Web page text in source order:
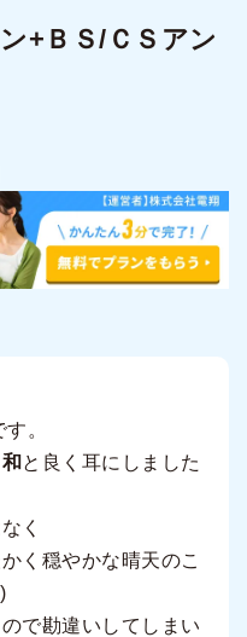
+ＢＳ/ＣＳアン
。
と良く耳にしました
く
く穏やかな晴天のこ
で勘違いしてしまい